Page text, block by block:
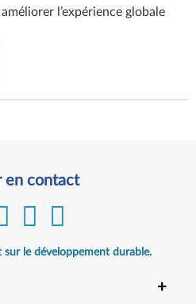
l’expérience globale
en contact
le développement durable.
+